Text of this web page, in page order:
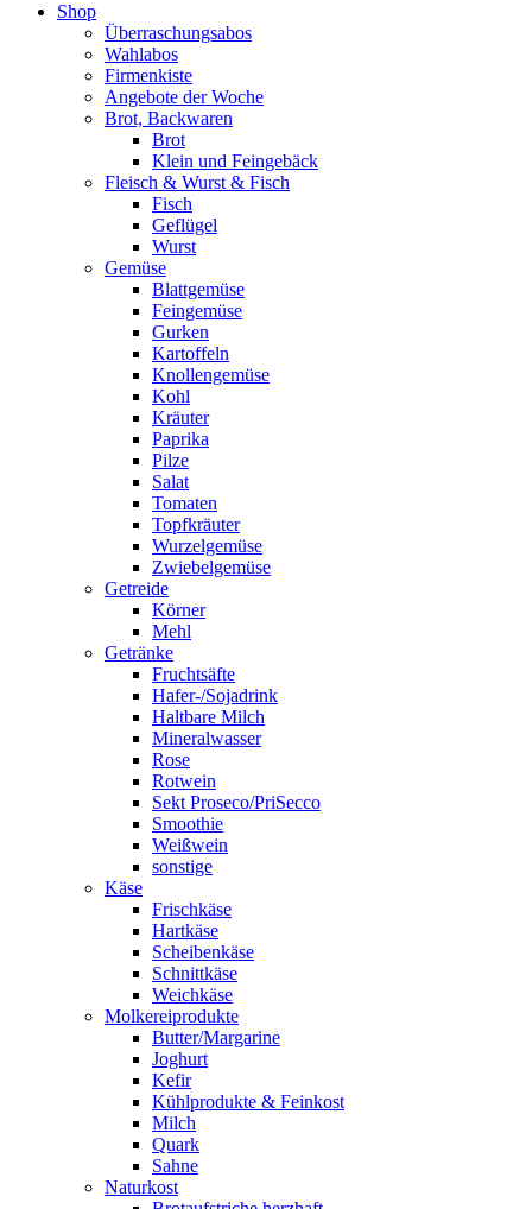
Shop
Überraschungsabos
Wahlabos
Firmenkiste
Angebote der Woche
Brot, Backwaren
Brot
Klein und Feingebäck
Fleisch & Wurst & Fisch
Fisch
Geflügel
Wurst
Gemüse
Blattgemüse
Feingemüse
Gurken
Kartoffeln
Knollengemüse
Kohl
Kräuter
Paprika
Pilze
Salat
Tomaten
Topfkräuter
Wurzelgemüse
Zwiebelgemüse
Getreide
Körner
Mehl
Getränke
Fruchtsäfte
Hafer-/Sojadrink
Haltbare Milch
Mineralwasser
Rose
Rotwein
Sekt Proseco/PriSecco
Smoothie
Weißwein
sonstige
Käse
Frischkäse
Hartkäse
Scheibenkäse
Schnittkäse
Weichkäse
Molkereiprodukte
Butter/Margarine
Joghurt
Kefir
Kühlprodukte & Feinkost
Milch
Quark
Sahne
Naturkost